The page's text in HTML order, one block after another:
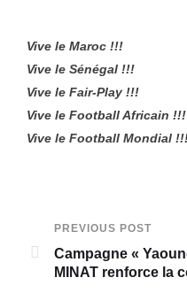
Vive le Maroc !!!
Vive le Sénégal !!!
Vive le Fair-Play !!!
Vive le Football Africain !!!
Vive le Football Mondial
PREVIOUS POST
Campagne «
MINAT renforce la